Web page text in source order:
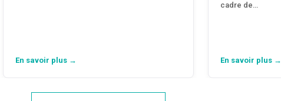
En savoir plus →
cadre de…
En savoir plus →